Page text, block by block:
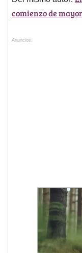
comienzo de
Anuncios.